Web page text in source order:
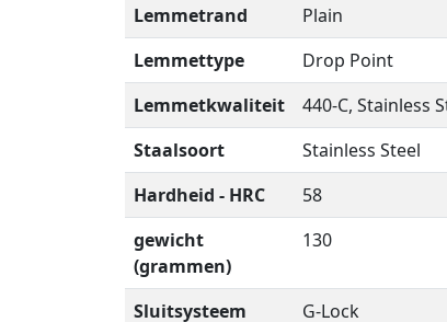
Lemmetrand
Plain
Lemmettype
Drop Point
Lemmetkwaliteit
440-C, Stainless
Staalsoort
Stainless Steel
Hardheid - HRC
58
gewicht
(grammen)
130
Sluitsysteem
G-Lock